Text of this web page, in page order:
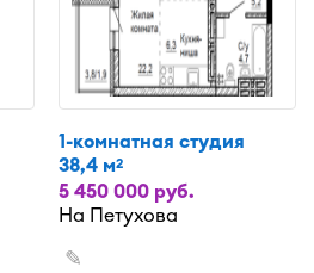
1-комнатная студия
38,4 м2
5 450 000 руб.
На Петухова
✎